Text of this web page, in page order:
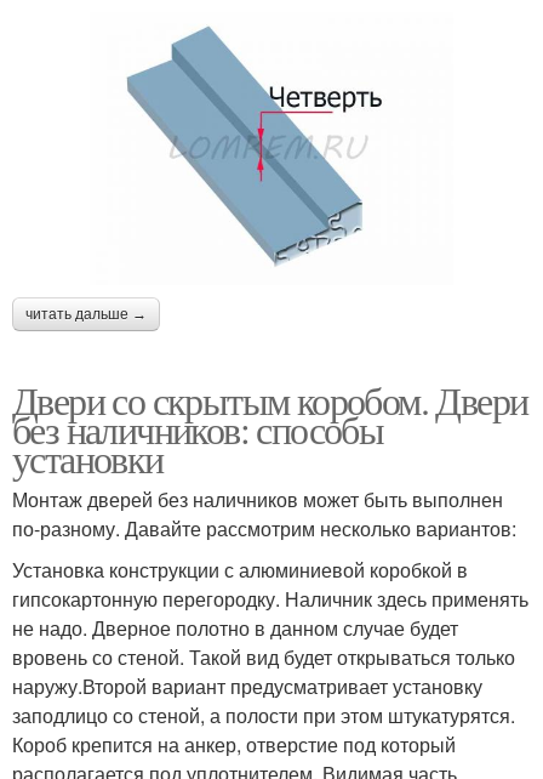
читать дальше →
Двери со скрытым коробом. Двери
без наличников: способы
установки
Монтаж дверей без наличников может быть выполнен
по-разному. Давайте рассмотрим несколько вариантов:
Установка конструкции с алюминиевой коробкой в
гипсокартонную перегородку. Наличник здесь применять
не надо. Дверное полотно в данном случае будет
вровень со стеной. Такой вид будет открываться только
наружу.Второй вариант предусматривает установку
заподлицо со стеной, а полости при этом штукатурятся.
Короб крепится на анкер, отверстие под который